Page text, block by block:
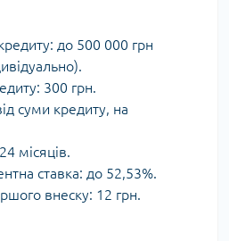
до 500 000 грн
300 грн.
суми кредиту, на
місяців.
ставка: до 52,53%.
внеску: 12 грн.